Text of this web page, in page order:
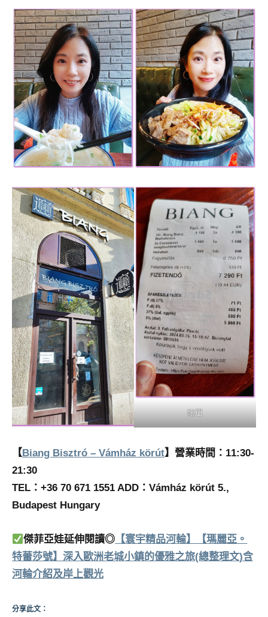
帳單
【Biang Bisztró – Vámház körút】營業時間：11:30-
21:30
TEL：+36 70 671 1551 ADD：Vámház körút 5.,
Budapest Hungary
傑菲亞娃延伸閱讀◎ 【寰宇精品河輪】【瑪麗亞。
特蕾莎號】深入歐洲老城小鎮的優雅之旅(總整理文)含
河輪介紹及岸上觀光
分享此文：